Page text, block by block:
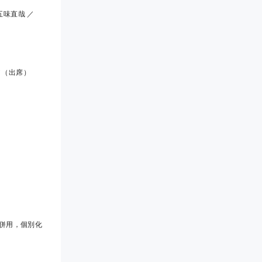
直哉 ／
出席）
用，個別化